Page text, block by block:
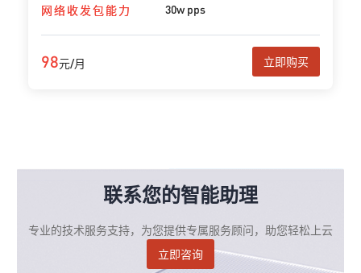
网络收发包能力
30w pps
98元/月 立即购买
联系您的智能助理
专业的技术服务支持，为您提供专属服务顾问，助您轻松上云
立即咨询